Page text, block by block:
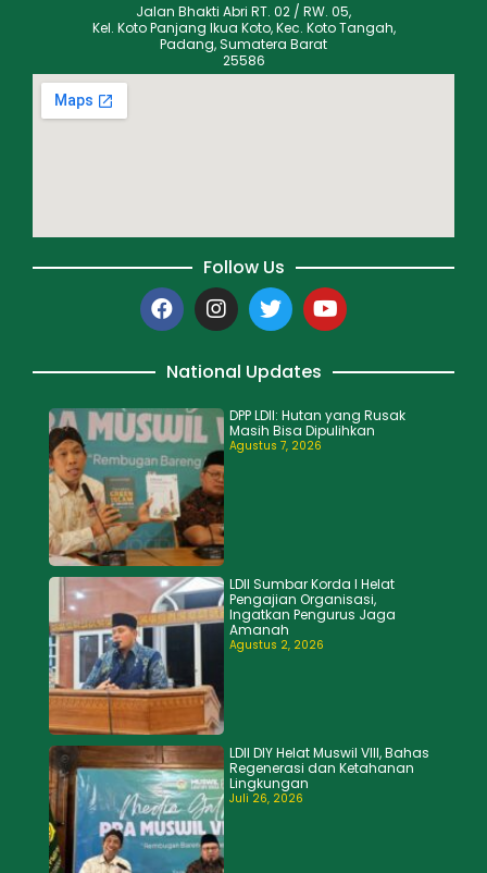
Jalan Bhakti Abri RT. 02 / RW. 05,
Kel. Koto Panjang Ikua Koto, Kec. Koto Tangah,
Padang, Sumatera Barat
25586
Follow Us
National Updates
DPP LDII: Hutan yang Rusak
Masih Bisa Dipulihkan
Agustus 7, 2026
LDII Sumbar Korda I Helat
Pengajian Organisasi,
Ingatkan Pengurus Jaga
Amanah
Agustus 2, 2026
LDII DIY Helat Muswil VIII, Bahas
Regenerasi dan Ketahanan
Lingkungan
Juli 26, 2026